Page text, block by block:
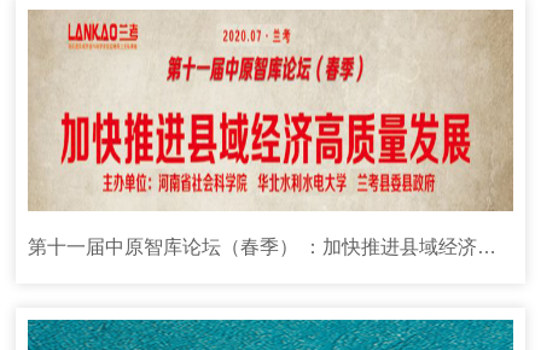
第十一届中原智库论坛（春季） ：加快推进县域经济高质量发展